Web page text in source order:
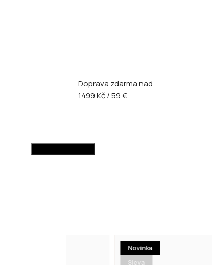
Doprava zdarma nad
1499 Kč / 59 €